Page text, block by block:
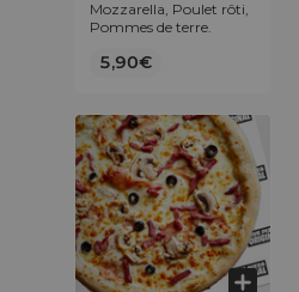
Mozzarella, Poulet rôti,
Pommes de terre.
5,90€